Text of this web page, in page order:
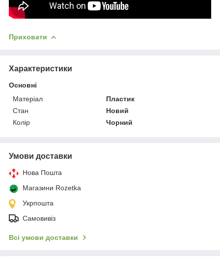
Приховати
Характеристики
Основні
Матеріал
Пластик
Стан
Новий
Колір
Чорний
Умови доставки
Нова Пошта
Магазини Rozetka
Укрпошта
Самовивіз
Всі умови доставки